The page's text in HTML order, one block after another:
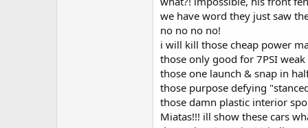
we have word they just saw
no no no no!
i will kill those cheap power
those only good for 7PSI weak
those one launch & snap in
those purpose defying
those damn plastic interior
Miatas!!! ill show these cars